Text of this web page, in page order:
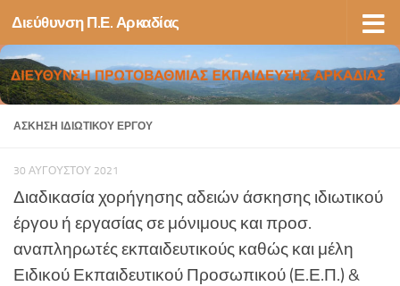
Skip to content
Διεύθυνση Π.Ε. Αρκαδίας
ΆΣΚΗΣΗ ΙΔΙΩΤΙΚΟΎ ΈΡΓΟΥ
30 ΑΥΓΟΎΣΤΟΥ 2021
Διαδικασία χορήγησης αδειών άσκησης ιδιωτικού
έργου ή εργασίας σε μόνιμους και προσ.
αναπληρωτές εκπαιδευτικούς καθώς και μέλη
Ειδικού Εκπαιδευτικού Προσωπικού (Ε.Ε.Π.) &